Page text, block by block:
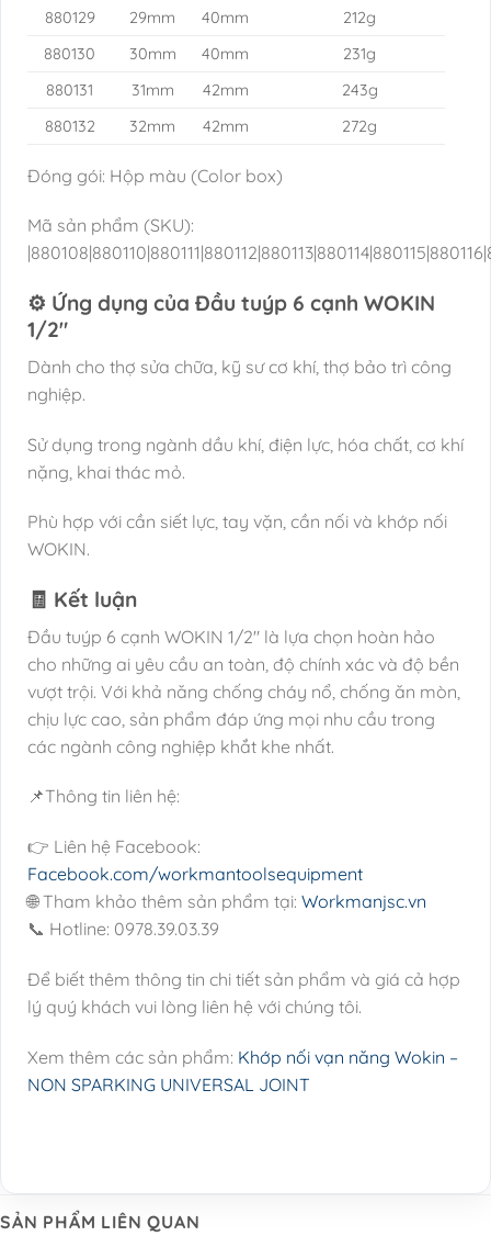
880129 29mm 40mm
212g
880130
30mm 40mm
231g
880131
31mm 42mm
243g
880132
32mm 42mm 272g
Đóng gói: Hộp màu (Color box)
Mã sản phẩm (SKU):
⚙️ Ứng dụng của Đầu tuýp 6 cạnh WOKIN
1/2″
Dành cho thợ sửa chữa, kỹ sư cơ khí, thợ bảo trì công
nghiệp.
Sử dụng trong ngành dầu khí, điện lực, hóa chất, cơ khí
nặng, khai thác mỏ.
Phù hợp với cần siết lực, tay vặn, cần nối và khớp nối
WOKIN.
🧾 Kết luận
Đầu tuýp 6 cạnh WOKIN 1/2″ là lựa chọn hoàn hảo
cho những ai yêu cầu an toàn, độ chính xác và độ bền
vượt trội. Với khả năng chống cháy nổ, chống ăn mòn,
chịu lực cao, sản phẩm đáp ứng mọi nhu cầu trong
các ngành công nghiệp khắt khe nhất.
📌Thông tin liên hệ:
👉 Liên hệ Facebook:
Facebook.com/workmantoolsequipment
🌐 Tham khảo thêm sản phẩm tại: Workmanjsc.vn
📞 Hotline: 0978.39.03.39
Để biết thêm thông tin chi tiết sản phẩm và giá cả hợp
lý quý khách vui lòng liên hệ với chúng tôi.
Xem thêm các sản phẩm: Khớp nối vạn năng Wokin –
NON SPARKING UNIVERSAL JOINT
SẢN PHẨM LIÊN QUAN